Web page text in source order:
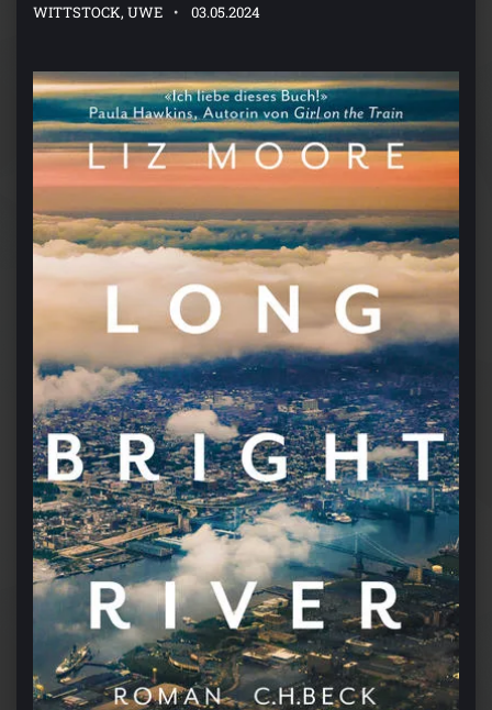
WITTSTOCK, UWE 03.05.2024